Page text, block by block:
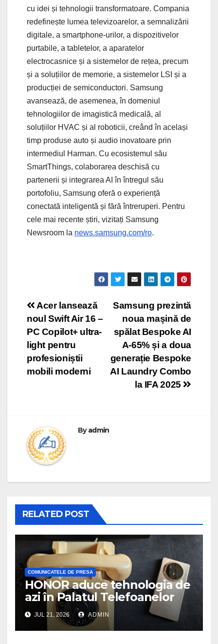
cu idei și tehnologii transformatoare. Compania
redefinește lumea televizoarelor, a semnalizării
digitale, a smartphone-urilor, a dispozitivelor
purtabile, a tabletelor, a aparatelor
electrocasnice și a sistemelor de rețea, precum
și a soluțiilor de memorie, a sistemelor LSI și a
producției de semiconductori. Samsung
avansează, de asemenea, în domeniul
tehnologiilor de imagistică medicală, al
soluțiilor HVAC și al roboticii, creând în același
timp produse auto și audio inovatoare prin
intermediul Harman. Cu ecosistemul său
SmartThings, colaborarea deschisă cu
partenerii și integrarea AI în întregul său
portofoliu, Samsung oferă o experiență
conectată inteligentă și fără întreruperi. Pentru
cele mai recente știri, vizitați Samsung
Newsroom la news.samsung.com/ro.
Post
navigation
Samsung prezintă
noua mașină de
spălat Bespoke AI
A-65% și a doua
generație Bespoke
AI Laundry Combo
la IFA 2025
Acer lansează
noul Swift Air 16 –
PC Copilot+ ultra-
light pentru
profesioniștii
mobili moderni
Byadmin
RELATED POST
COMUNICATELE DE PRESA
HONOR aduce tehnologia de
azi în Palatul Telefoanelor
JUL 21, 2026 ADMIN